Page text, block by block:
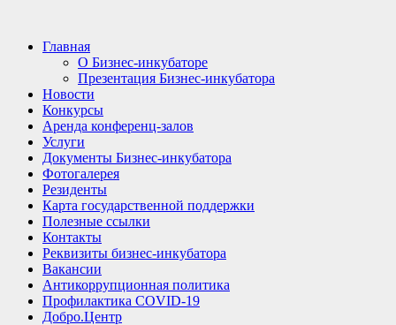
Главная
О Бизнес-инкубаторе
Презентация Бизнес-инкубатора
Новости
Конкурсы
Аренда конференц-залов
Услуги
Документы Бизнес-инкубатора
Фотогалерея
Резиденты
Карта государственной поддержки
Полезные ссылки
Контакты
Реквизиты бизнес-инкубатора
Вакансии
Антикоррупционная политика
Профилактика COVID-19
Добро.Центр